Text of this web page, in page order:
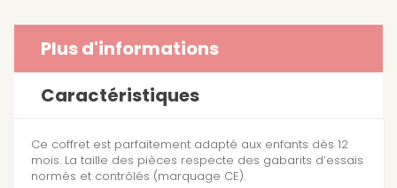
Plus d'informations
Caractéristiques
Ce coffret est parfaitement adapté aux enfants dès 12
mois. La taille des pièces respecte des gabarits d’essais
normés et contrôlés (marquage CE).